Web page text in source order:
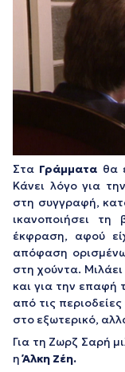
Στα Γράμματα θα
Κάνει λόγο για
στη συγγραφή,
ικανοποιήσει τη
έκφραση, αφού
απόφαση
στη χούντα.
και για την επαφή
από τις
στο εξωτερικό,
Για τη Ζωρζ Σαρή
ηΆλκη Ζέη.